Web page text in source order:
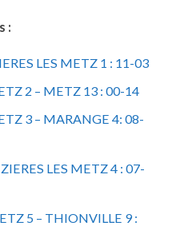
:
LES METZ 1 : 11-03
2 – METZ 13 : 00-14
3 – MARANGE 4: 08-
LES METZ 4 : 07-
5 – THIONVILLE 9 :